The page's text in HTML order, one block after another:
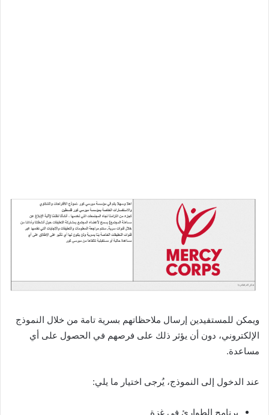
ويمكن للمستفيدين إرسال ملاحظاتهم بسرية تامة من خلال النموذج
الإلكتروني، دون أن يؤثر ذلك على فرصهم في الحصول على أي
مساعدة.
عند الدخول إلى النموذج، يُرجى اختيار ما يلي:
برنامج الطوارئ في غزة